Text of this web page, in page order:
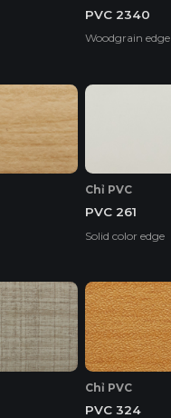
PVC 2340
Woodgrain edge
Chỉ PVC
PVC 261
Solid color edge
Chỉ PVC
PVC 324